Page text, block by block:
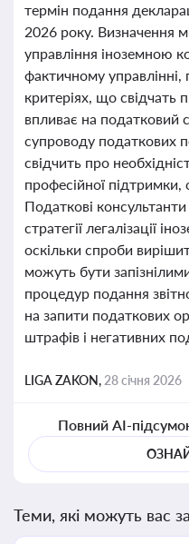
термін подання
2026 року. Визначення
управління іноземною
фактичному управлінні,
критеріях, що свідчать
впливає на податковий
супроводу податкових
свідчить про
професійної
Податкові
стратегії легалізації
оскільки спроби
можуть бути
процедур подання
на запити податкових
штрафів і негативних
LIGA ZAKON, 28 січня 2026
Повний AI-
Теми, які можуть вас